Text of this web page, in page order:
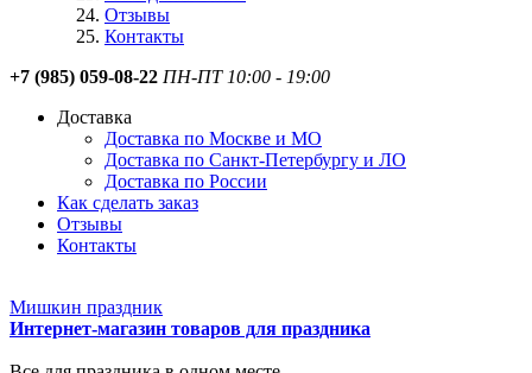
Отзывы
Контакты
+7 (985) 059-08-22 ПН-ПТ 10:00 - 19:00
Доставка
Доставка по Москве и МО
Доставка по Санкт-Петербургу и ЛО
Доставка по России
Как сделать заказ
Отзывы
Контакты
Мишкин праздник
Интернет-магазин товаров для праздника